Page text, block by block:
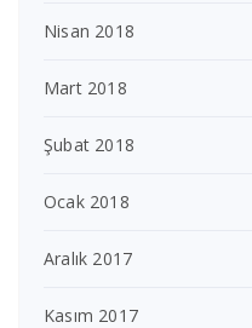
Nisan 2018
Mart 2018
Şubat 2018
Ocak 2018
Aralık 2017
Kasım 2017